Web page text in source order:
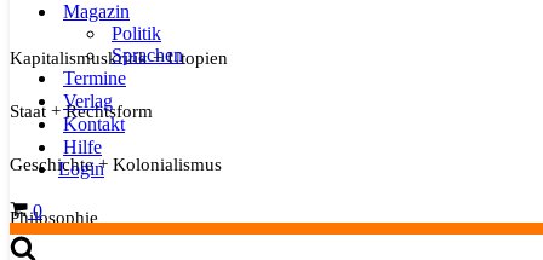
Magazin
Politik
Sprachen
Termine
Verlag
Kontakt
Hilfe
Login
Warenkorb
0
Kapitalismuskritik + Utopien
Staat + Rechtsform
Geschichte + Kolonialismus
Philosophie